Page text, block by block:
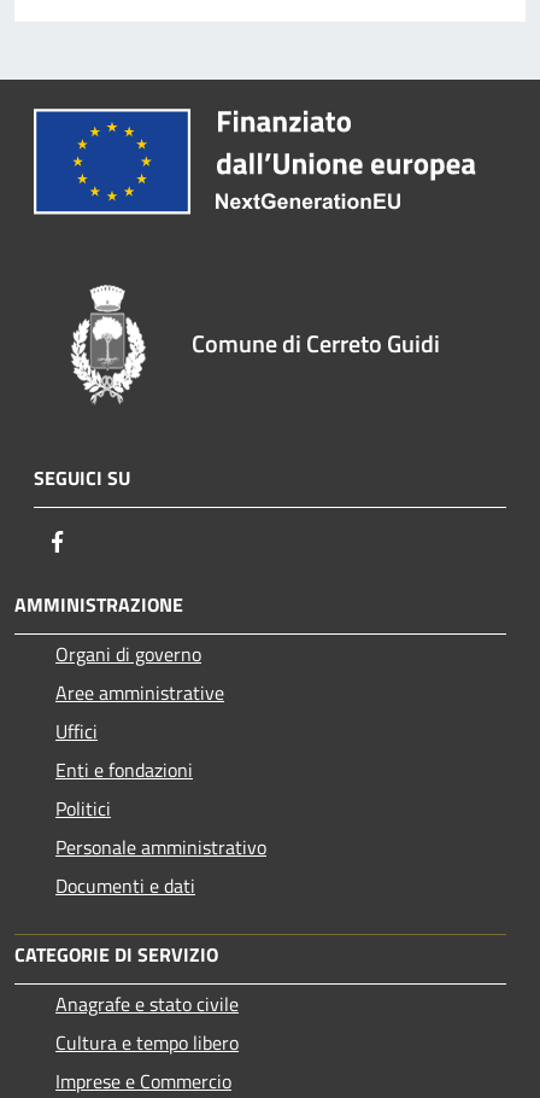
Comune di Cerreto Guidi
SEGUICI SU
AMMINISTRAZIONE
Organi di governo
Aree amministrative
Uffici
Enti e fondazioni
Politici
Personale amministrativo
Documenti e dati
CATEGORIE DI SERVIZIO
Anagrafe e stato civile
Cultura e tempo libero
Imprese e Commercio